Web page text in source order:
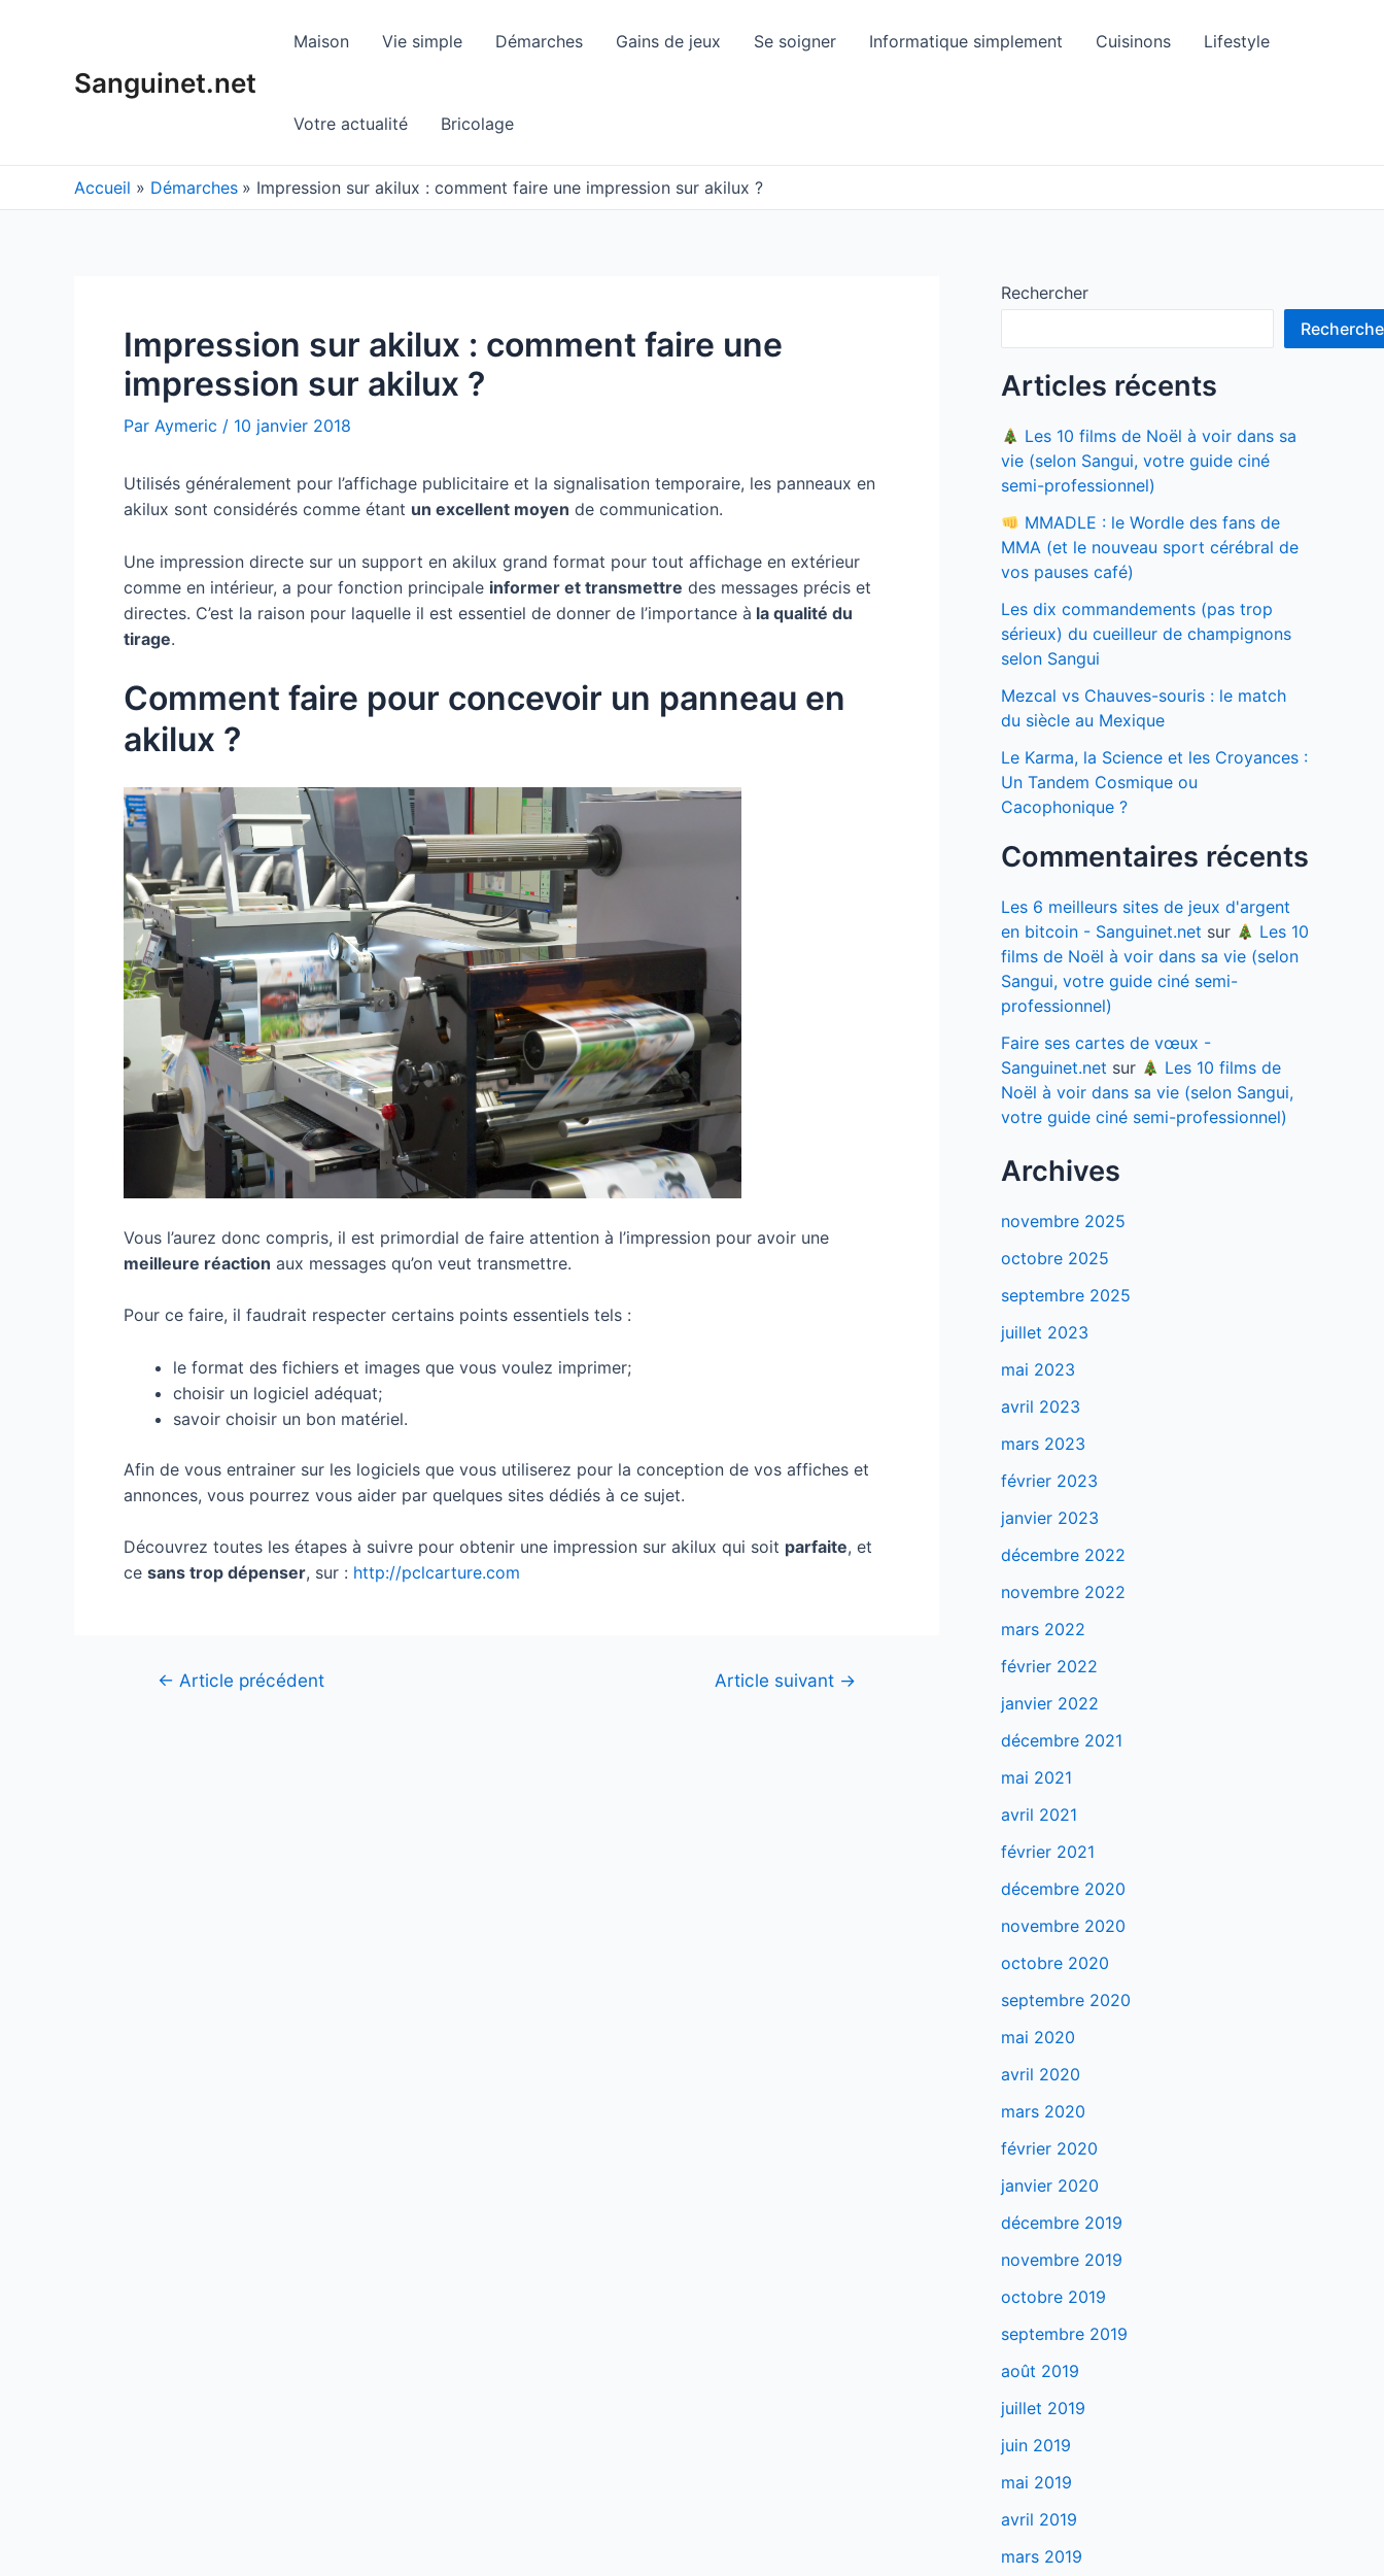
Sanguinet.net
Maison Vie simple Démarches Gains de jeux Se soigner Informatique simplement Cuisinons Lifestyle
Votre actualité Bricolage
Accueil Démarches Impression sur akilux : comment faire une impression sur akilux ?
Impression sur akilux : comment faire une
impression sur akilux ?
Par Aymeric / 10 janvier 2018
Utilisés généralement pour l’affichage publicitaire et la signalisation temporaire, les panneaux en
akilux sont considérés comme étant un excellent moyen de communication.
Une impression directe sur un support en akilux grand format pour tout affichage en extérieur
comme en intérieur, a pour fonction principale informer et transmettre des messages précis et
directes. C’est la raison pour laquelle il est essentiel de donner de l’importance à la qualité du
tirage.
Comment faire pour concevoir un panneau en
akilux ?
Vous l’aurez donc compris, il est primordial de faire attention à l’impression pour avoir une
meilleure réaction aux messages qu’on veut transmettre.
Pour ce faire, il faudrait respecter certains points essentiels tels :
le format des fichiers et images que vous voulez imprimer;
choisir un logiciel adéquat;
savoir choisir un bon matériel.
Afin de vous entrainer sur les logiciels que vous utiliserez pour la conception de vos affiches et
annonces, vous pourrez vous aider par quelques sites dédiés à ce sujet.
Découvrez toutes les étapes à suivre pour obtenir une impression sur akilux qui soit parfaite, et
ce sans trop dépenser, sur : http://pclcarture.com
Navigation
← Article précédent Article suivant →
Rechercher
Articles récents
Les 10 films de Noël à voir dans sa
vie (selon Sangui, votre guide ciné
semi-professionnel)
MMADLE : le Wordle des fans de
MMA (et le nouveau sport cérébral de
vos pauses café)
Les dix commandements (pas trop
sérieux) du cueilleur de champignons
selon Sangui
Mezcal vs Chauves-souris : le match
du siècle au Mexique
Le Karma, la Science et les Croyances :
Un Tandem Cosmique ou
Cacophonique ?
Commentaires récents
Les 6 meilleurs sites de jeux d'argent
en bitcoin - Sanguinet.net sur
Les 10
films de Noël à voir dans sa vie (selon
Sangui, votre guide ciné semi-
professionnel)
Faire ses cartes de vœux -
Sanguinet.net sur
Les 10 films de
Noël à voir dans sa vie (selon Sangui,
votre guide ciné semi-professionnel)
Archives
novembre 2025
octobre 2025
septembre 2025
juillet 2023
mai 2023
avril 2023
mars 2023
février 2023
janvier 2023
décembre 2022
novembre 2022
mars 2022
février 2022
janvier 2022
décembre 2021
mai 2021
avril 2021
février 2021
décembre 2020
novembre 2020
octobre 2020
septembre 2020
mai 2020
avril 2020
mars 2020
février 2020
janvier 2020
décembre 2019
novembre 2019
octobre 2019
septembre 2019
août 2019
juillet 2019
juin 2019
mai 2019
avril 2019
mars 2019